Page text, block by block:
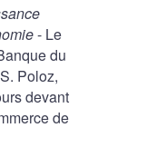
- Le
du
Poloz,
devant
de